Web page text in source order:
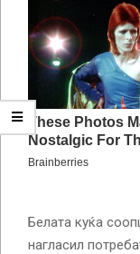
Белата куќа
нагласил